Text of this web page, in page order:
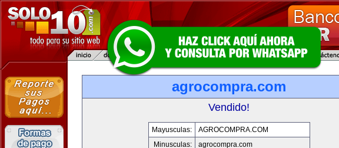
agrocompra.com
Vendido!
Mayusculas:
AGROCOMPRA.COM
Minusculas:
agrocompra.com